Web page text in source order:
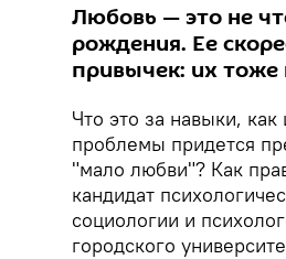
Любовь — это не
рождения. Ее
привычек: их тоже
Что это за навыки,
проблемы придется
"мало любви"? Как
кандидат
социологии и
городского